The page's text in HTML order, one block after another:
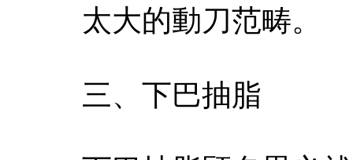
太大的動刀范畴。
三、下巴抽脂